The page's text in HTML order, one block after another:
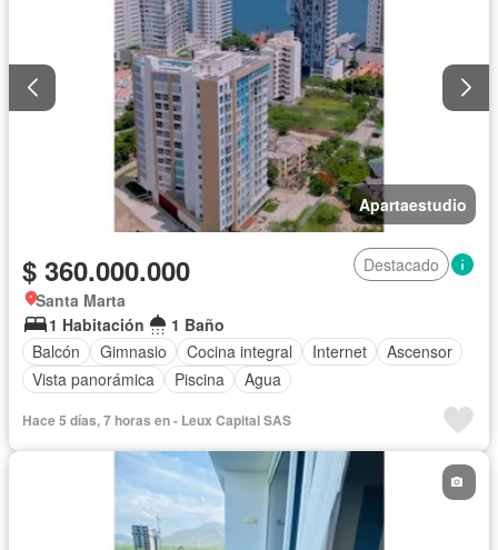
Apartaestudio
$ 360.000.000
Destacado
Santa Marta
1 Habitación
1 Baño
Balcón
Gimnasio Cocina integral Internet
Ascensor
Vista panorámica
Piscina Agua
Hace 5 días, 7 horas en - Leux Capital SAS